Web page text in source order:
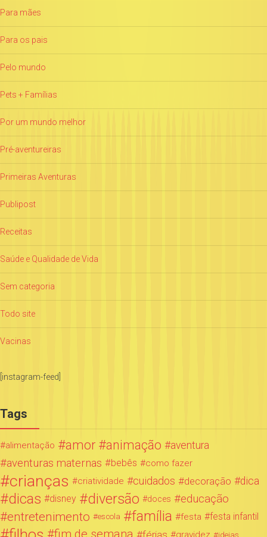
Para mães
Para os pais
Pelo mundo
Pets + Famílias
Por um mundo melhor
Pré-aventureiras
Primeiras Aventuras
Publipost
Receitas
Saúde e Qualidade de Vida
Sem categoria
Todo site
Vacinas
[instagram-feed]
Tags
alimentação amor animação aventura
aventuras maternas bebês como fazer
crianças criatividade cuidados decoração dica
dicas disney diversão doces educação
entretenimento escola família festa festa infantil
ideias